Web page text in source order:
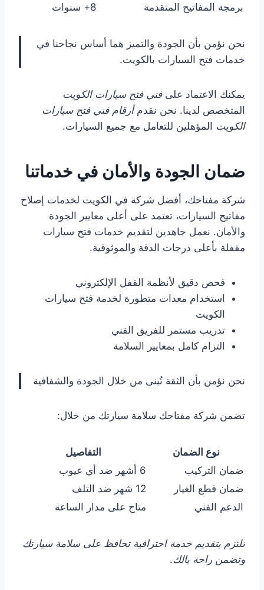
برمجة المفاتيح المتقدمة
8+ سنوات
نحن نؤمن بأن الجودة والتميز هما أساس نجاحنا في
خدمات فتح السيارات بالكويت.
يمكنك الاعتماد علىفني فتح سيارات الكويت
المتخصص لدينا. نحن نقدمأرقام فني فتح سيارات
الكويت المؤهلين للتعامل مع جميع السيارات.
ضمان الجودة والأمان في خدماتنا
شركة مفتاحك، أفضل شركة في الكويت لخدمات إصلاح
مفاتيح السيارات، تعتمد على أعلى معايير الجودة
والأمان. نعمل جاهدين لتقديم خدمات فتح سيارات
مقفلة بأعلى درجات الدقة والموثوقية.
فحص دقيق لأنظمة القفل الإلكتروني
استخدام معدات متطورة لخدمة فتح سيارات
الكويت
تدريب مستمر للفريق الفني
التزام كامل بمعايير السلامة
نحن نؤمن بأن الثقة تُبنى من خلال الجودة والشفافية
تضمن شركة مفتاحك سلامة سيارتك من خلال:
نوع الضمان
التفاصيل
ضمان التركيب
6 أشهر ضد أي عيوب
ضمان قطع الغيار
12 شهر ضد التلف
الدعم الفني
متاح على مدار الساعة
نلتزم بتقديم خدمة احترافية تحافظ على سلامة سيارتك
وتضمن راحة بالك.